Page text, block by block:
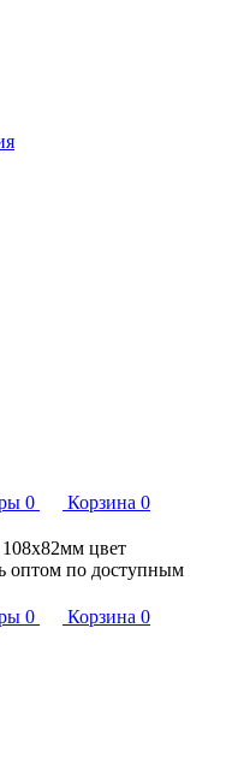
0 Корзина 0
цвет
оптом по доступным
0 Корзина 0